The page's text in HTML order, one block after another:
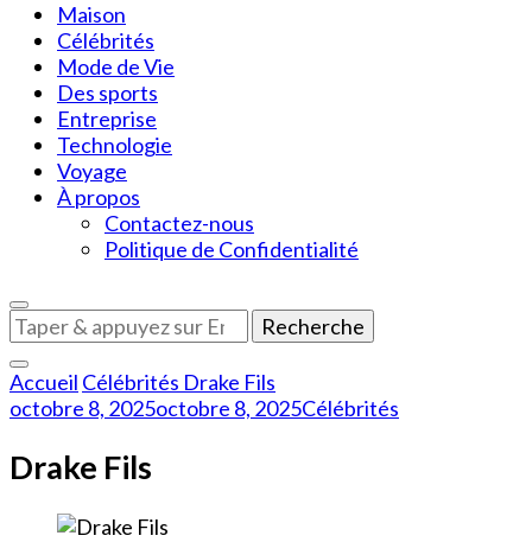
Maison
Célébrités
Mode de Vie
Des sports
Entreprise
Technologie
Voyage
À propos
Contactez-nous
Politique de Confidentialité
Vous
recherchiez
quelque
chose
?
Accueil Célébrités Drake Fils
octobre 8, 2025octobre 8, 2025Célébrités
Drake Fils